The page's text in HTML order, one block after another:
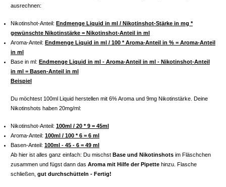
ausrechnen:
Nikotinshot-Anteil: Endmenge Liquid in ml / Nikotinshot-Stärke in mg *
gewünschte Nikotinstärke = Nikotinshot-Anteil in ml
Aroma-Anteil: Endmenge Liquid in ml / 100 * Aroma-Anteil in % = Aroma-Anteil
in ml
Base in ml: Endmenge Liquid in ml - Aroma-Anteil in ml - Nikotinshot-Anteil
in ml = Basen-Anteil in ml
Beispiel
Du möchtest 100ml Liquid herstellen mit 6% Aroma und 9mg Nikotinstärke. Deine
Nikotinshots haben 20mg/ml:
Nikotinshot-Anteil: 100ml / 20 * 9 = 45ml
Aroma-Anteil: 100ml / 100 * 6 = 6 ml
Basen-Anteil: 100ml - 45 - 6 = 49 ml
Ab hier ist alles ganz einfach: Du mischst Base und Nikotinshots im Fläschchen
zusammen und fügst dann das Aroma mit Hilfe der Pipette hinzu. Flasche
schließen, gut durchschütteln - Fertig!